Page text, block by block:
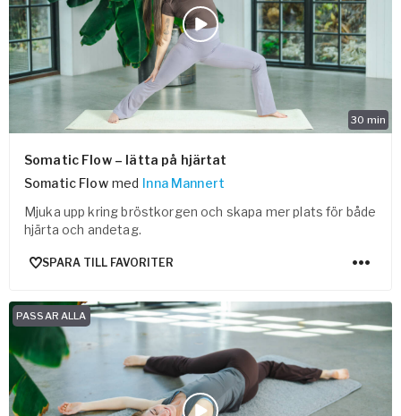
30 min
Somatic Flow – lätta på hjärtat
Somatic Flow med Inna Mannert
Mjuka upp kring bröstkorgen och skapa mer plats för både
hjärta och andetag.
SPARA TILL FAVORITER
PASSAR ALLA